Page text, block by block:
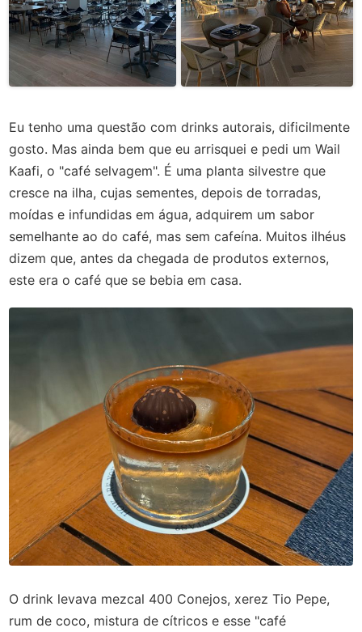
Eu tenho uma questão com drinks autorais, dificilmente
gosto. Mas ainda bem que eu arrisquei e pedi um Wail
Kaafi, o "café selvagem". É uma planta silvestre que
cresce na ilha, cujas sementes, depois de torradas,
moídas e infundidas em água, adquirem um sabor
semelhante ao do café, mas sem cafeína. Muitos ilhéus
dizem que, antes da chegada de produtos externos,
este era o café que se bebia em casa.
O drink levava mezcal 400 Conejos, xerez Tio Pepe,
rum de coco, mistura de cítricos e esse "café